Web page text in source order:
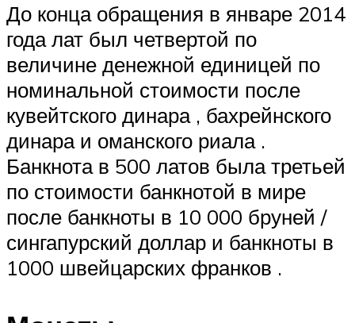
До конца обращения в январе 2014
года лат был четвертой по
величине денежной единицей по
номинальной стоимости после
кувейтского динара , бахрейнского
динара и оманского риала .
Банкнота в 500 латов была третьей
по стоимости банкнотой в мире
после банкноты в 10 000 бруней /
сингапурский доллар и банкноты в
1000 швейцарских франков .